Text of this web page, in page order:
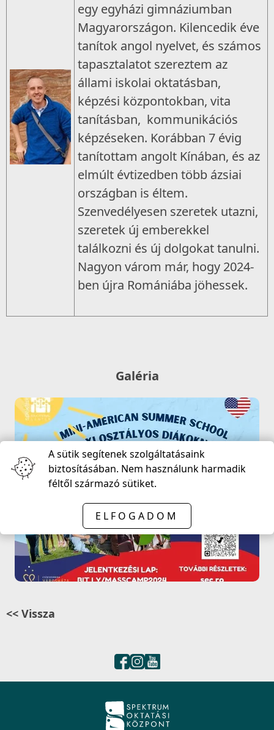
egy egyházi gimnáziumban
Magyarországon. Kilencedik éve
tanítok angol nyelvet, és számos
tapasztalatot szereztem az
állami iskolai oktatásban,
képzési központokban, vita
tanításban, kommunikációs
képzéseken. Korábban 7 évig
tanítottam angolt Kínában, és az
elmúlt évtizedben több ázsiai
országban is éltem.
Szenvedélyesen szeretek utazni,
szeretek új emberekkel
találkozni és új dolgokat tanulni.
Nagyon várom már, hogy 2024-
ben újra Romániába jöhessek.
Galéria
<< Vissza
A sütik segítenek szolgáltatásaink
biztosításában. Nem használunk harmadik
féltől származó sütiket.
ELFOGADOM